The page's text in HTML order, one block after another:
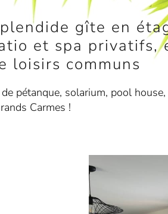
gîte en
et spa privatifs,
loisirs communs
pétanque, solarium, pool
Carmes !